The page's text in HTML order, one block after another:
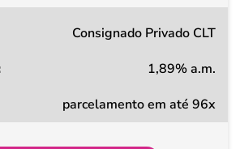
Consignado Privado CLT
1,89% a.m.
parcelamento em até 96x